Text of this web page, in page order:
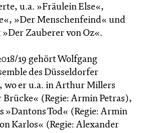
u.a. »Fräulein Else«,
»Der Menschenfeind« und
Zauberer von Oz«.
19 gehört Wolfgang
des Düsseldorfer
wo er u.a. in Arthur Millers
Brücke« (Regie: Armin Petras),
»Dantons Tod« (Regie: Armin
Karlos« (Regie: Alexander